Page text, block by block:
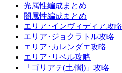
光属性編成まとめ
闇属性編成まとめ
エリア･インヴィディア攻略
エリア･ジョクラトル攻略
エリア･カレンダエ攻略
エリア･リベル攻略
「ゴリアテ(土/闇)」攻略